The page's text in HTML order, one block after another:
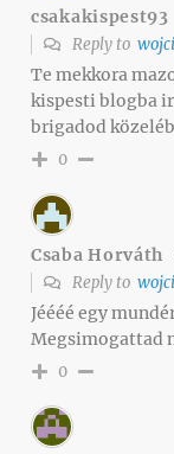
csakakispest93
Reply to
Te mekkora
kispesti blogba
brigadod
0
Csaba Horváth
Reply to
Jéééé egy
Megsimogattad
0